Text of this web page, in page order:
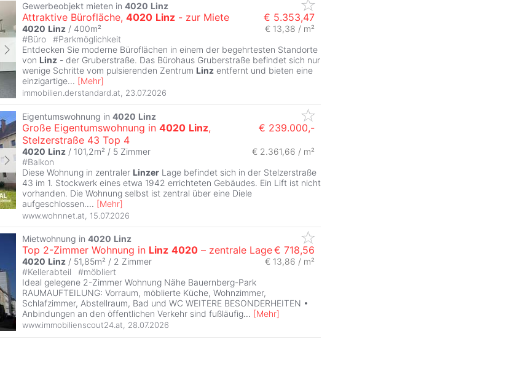
Gewerbeobjekt mieten in 4020 Linz
Attraktive Bürofläche, 4020 Linz - zur Miete € 5.353,47
4020 Linz / 400m² € 13,38 / m²
#Büro #Parkmöglichkeit
Entdecken Sie moderne Büroflächen in einem der begehrtesten Standorte
von Linz - der Gruberstraße. Das Bürohaus Gruberstraße befindet sich nur
wenige Schritte vom pulsierenden Zentrum Linz entfernt und bieten eine
einzigartige... [Mehr]
immobilien.derstandard.at 23.07.2026
Eigentumswohnung in 4020 Linz
Große Eigentumswohnung in 4020 Linz,
Stelzerstraße 43 Top 4
€ 239.000,-
4020 Linz / 101,2m² / 5 Zimmer € 2.361,66 / m²
#Balkon
Diese Wohnung in zentraler Linzer Lage befindet sich in der Stelzerstraße
43 im 1. Stockwerk eines etwa 1942 errichteten Gebäudes. Ein Lift ist nicht
vorhanden. Die Wohnung selbst ist zentral über eine Diele
aufgeschlossen.... [Mehr]
www.wohnnet.at 15.07.2026
Mietwohnung in 4020 Linz
Top 2-Zimmer Wohnung in Linz 4020 – zentrale Lage€ 718,56
4020 Linz / 51,85m² / 2 Zimmer
€ 13,86 / m²
#Kellerabteil #möbliert
Ideal gelegene 2-Zimmer Wohnung Nähe Bauernberg-Park
RAUMAUFTEILUNG: Vorraum, möblierte Küche, Wohnzimmer,
Schlafzimmer, Abstellraum, Bad und WC WEITERE BESONDERHEITEN •
Anbindungen an den öffentlichen Verkehr sind fußläufig... [Mehr]
www.immobilienscout24.at, 28.07.2026